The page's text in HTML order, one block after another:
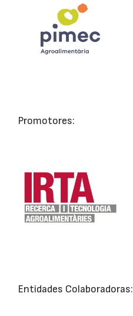
Promotores:
Entidades Colaboradoras: